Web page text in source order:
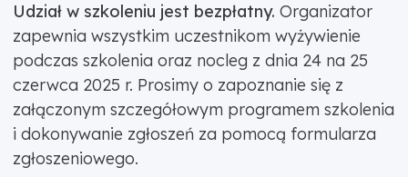
Udział w szkoleniu jest bezpłatny. Organizator
zapewnia wszystkim uczestnikom wyżywienie
podczas szkolenia oraz nocleg z dnia 24 na 25
czerwca 2025 r. Prosimy o zapoznanie się z
załączonym szczegółowym programem szkolenia
i dokonywanie zgłoszeń za pomocą formularza
zgłoszeniowego.